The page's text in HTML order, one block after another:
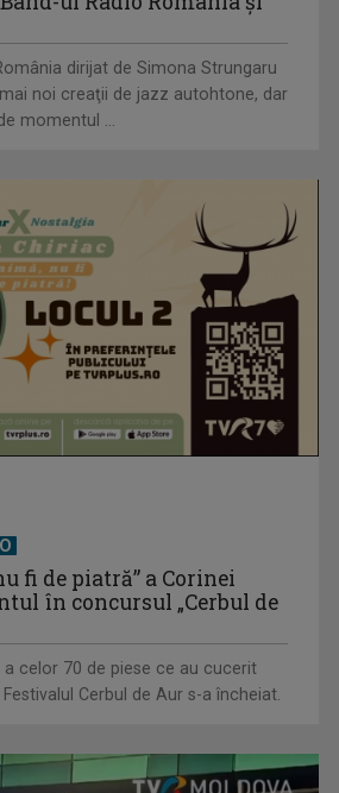
inspirată din opera lui Mihail
dirijat de Simona Strungaru
noi creaţii de jazz autohtone, dar
momentul ...
fi de piatră” a Corinei
în concursul „Cerbul de
a celor 70 de piese ce au cucerit
Cerbul de Aur s-a încheiat.